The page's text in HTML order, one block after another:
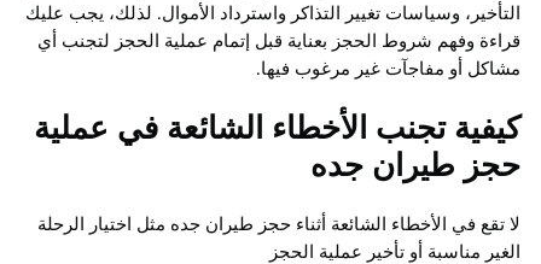
التأخير، وسياسات تغيير التذاكر واسترداد الأموال. لذلك، يجب عليك
قراءة وفهم شروط الحجز بعناية قبل إتمام عملية الحجز لتجنب أي
مشاكل أو مفاجآت غير مرغوب فيها.
كيفية تجنب الأخطاء الشائعة في عملية
حجز طيران جده
لا تقع في الأخطاء الشائعة أثناء حجز طيران جده مثل اختيار الرحلة
الغير مناسبة أو تأخير عملية الحجز